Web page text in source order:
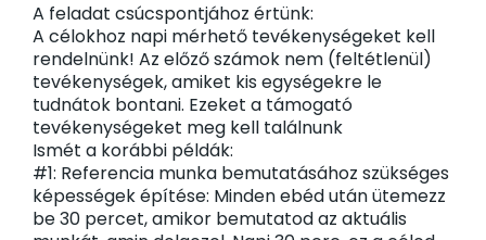
A feladat csúcspontjához értünk:
A célokhoz napi mérhető tevékenységeket kell
rendelnünk! Az előző számok nem (feltétlenül)
tevékenységek, amiket kis egységekre le
tudnátok bontani. Ezeket a támogató
tevékenységeket meg kell találnunk
Ismét a korábbi példák:
#1: Referencia munka bemutatásához szükséges
képességek építése: Minden ebéd után ütemezz
be 30 percet, amikor bemutatod az aktuális